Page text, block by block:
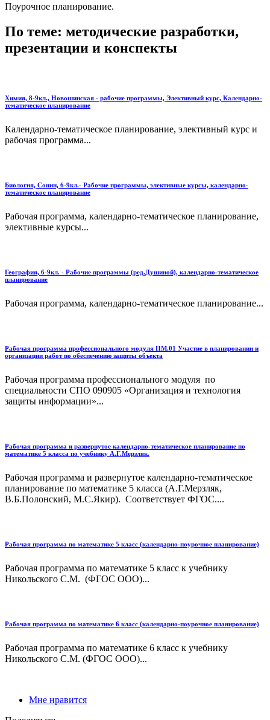
Поурочное планирование.
По теме: методические разработки,
презентации и конспекты
Химия, 8-9кл., Новошинская - рабочие программы, Элективный курс, Календарно-
тематическое планирование
Календарно-тематическое планирование, элективный курс и
рабочая программа...
Биология, Сонин, 6-9кл.- Рабочие программы, элективные курсы, календарно-
тематическое планирование
Рабочая программа, календарно-тематическое планирование,
элективные курсы...
География, 6-9кл. - Рабочие программы (ред.Душиной), календарно-тематическое
планирование
Рабочая программа, календарно-тематическое планирование...
Рабочая программа профессионального модуля ПМ.01 Участие в планировании и
организации работ по обеспечению защиты объекта
Рабочая программа профессионального модуля по
специальности СПО 090905 «Организация и технология
защиты информации»...
Рабочая программа и развернутое календарно-тематическое планирование по
математике 5 класса по учебнику А.Г.Мерзляк.
Рабочая программа и развернутое календарно-тематическое
планирование по математике 5 класса (А.Г.Мерзляк,
В.Б.Полонский, М.С.Якир). Соответствует ФГОС....
Рабочая программа по математике 5 класс (календарно-поурочное планирование)
Рабочая программа по математике 5 класс к учебнику
Никольского С.М. (ФГОС ООО)...
Рабочая программа по математике 6 класс (календарно-поурочное планирование)
Рабочая программа по математике 6 класс к учебнику
Никольского С.М. (ФГОС ООО)...
Мне нравится